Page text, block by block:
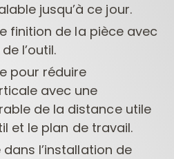
jusqu’à ce jour.
finition de la pièce avec
l’outil.
pour réduire
avec une
de la distance utile
et le plan de travail.
l’installation de